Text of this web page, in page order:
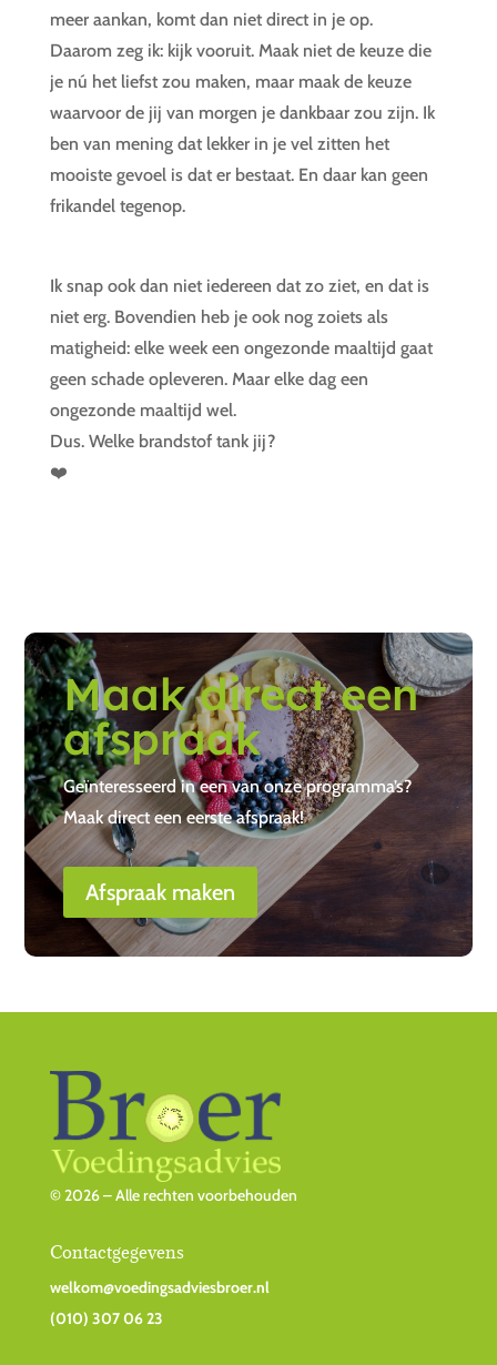
meer aankan, komt dan niet direct in je op.
Daarom zeg ik: kijk vooruit. Maak niet de keuze die
je nú het liefst zou maken, maar maak de keuze
waarvoor de jij van morgen je dankbaar zou zijn. Ik
ben van mening dat lekker in je vel zitten het
mooiste gevoel is dat er bestaat. En daar kan geen
frikandel tegenop.
Ik snap ook dan niet iedereen dat zo ziet, en dat is
niet erg. Bovendien heb je ook nog zoiets als
matigheid: elke week een ongezonde maaltijd gaat
geen schade opleveren. Maar elke dag een
ongezonde maaltijd wel.
Dus. Welke brandstof tank jij?
❤️
Maak direct een
afspraak
Geïnteresseerd in een van onze programma’s?
Maak direct een eerste afspraak!
Afspraak maken
© 2026 – Alle rechten voorbehouden
Contactgegevens
welkom@voedingsadviesbroer.nl
(010) 307 06 23